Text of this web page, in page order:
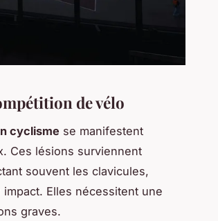
de vélo
cyclisme se manifestent
Ces lésions surviennent
souvent les clavicules,
Elles nécessitent une
graves.